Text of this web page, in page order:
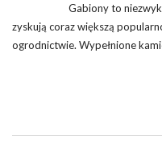
Gabiony to
zyskują coraz większą
ogrodnictwie. Wypełnione